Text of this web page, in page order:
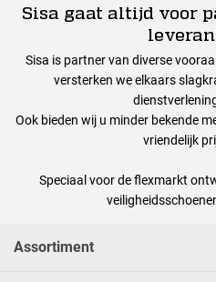
Sisa gaat altijd voor
Sisa is partner van diverse
versterken we elkaars
Ook bieden wij u minder bekende
vriendelijk
Speciaal voor de flexmarkt
Assortiment